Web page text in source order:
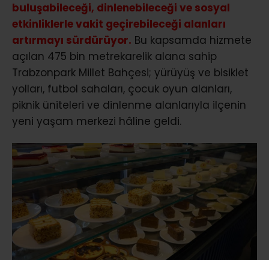
buluşabileceği, dinlenebileceği ve sosyal
etkinliklerle vakit geçirebileceği alanları
artırmayı sürdürüyor. Bu kapsamda hizmete
açılan 475 bin metrekarelik alana sahip
Trabzonpark Millet Bahçesi; yürüyüş ve bisiklet
yolları, futbol sahaları, çocuk oyun alanları,
piknik üniteleri ve dinlenme alanlarıyla ilçenin
yeni yaşam merkezi hâline geldi.